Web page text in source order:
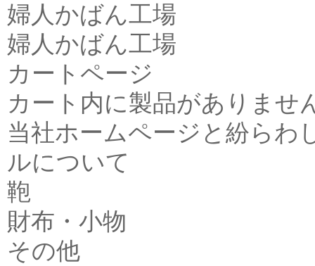
婦人かばん工場
婦人かばん工場
カートページ
カート内に製品がありませ
当社ホームページと紛らわ
ルについて
鞄
財布・小物
その他